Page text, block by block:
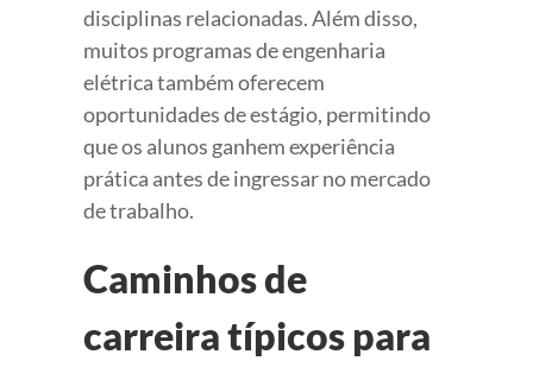
disciplinas relacionadas. Além disso,
muitos programas de engenharia
elétrica também oferecem
oportunidades de estágio, permitindo
que os alunos ganhem experiência
prática antes de ingressar no mercado
de trabalho.
Caminhos de
carreira típicos para